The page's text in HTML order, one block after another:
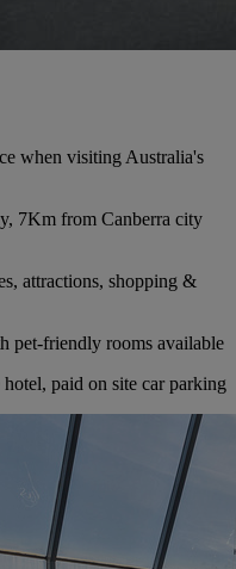
when visiting Australia's
7Km from Canberra city
attractions, shopping &
pet-friendly rooms available
paid on site car parking